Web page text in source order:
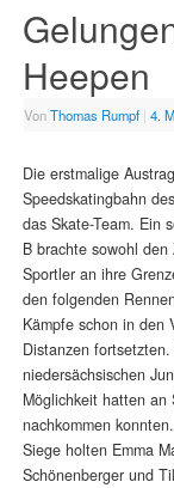
Heepen
VonThomas Rumpf | 4.
Die erstmalige
Speedskatingbahn
das Skate-Team. Ein
B brachte sowohl
Sportler an ihre
den folgenden
Kämpfe schon in den
Distanzen
niedersächsischen
Möglichkeit hatten an
nachkommen konnten.
Siege holten Emma
Schönenberger und